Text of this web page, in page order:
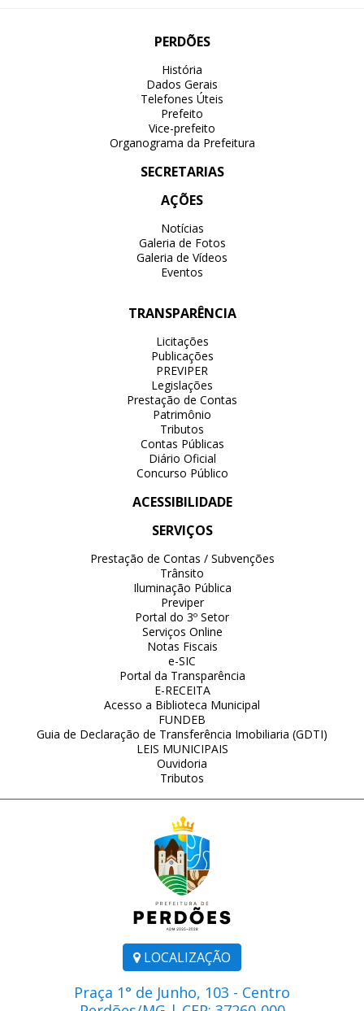
LOCALIZAÇÃO
Praça 1° de Junho, 103 - Centro
PERDÕES
História
Dados Gerais
Telefones Úteis
Prefeito
Vice-prefeito
Organograma da Prefeitura
SECRETARIAS
AÇÕES
Notícias
Galeria de Fotos
Galeria de Vídeos
Eventos
TRANSPARÊNCIA
Licitações
Publicações
PREVIPER
Legislações
Prestação de Contas
Patrimônio
Tributos
Contas Públicas
Diário Oficial
Concurso Público
ACESSIBILIDADE
SERVIÇOS
Prestação de Contas / Subvenções
Trânsito
Iluminação Pública
Previper
Portal do 3º Setor
Serviços Online
Notas Fiscais
e-SIC
Portal da Transparência
E-RECEITA
Acesso a Biblioteca Municipal
FUNDEB
Guia de Declaração de Transferência Imobiliaria (GDTI)
LEIS MUNICIPAIS
Ouvidoria
Tributos